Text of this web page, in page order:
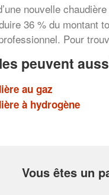
nouvelle
36 % du montant
Pour
peuvent
au gaz
à hydrogène
Vous êtes un